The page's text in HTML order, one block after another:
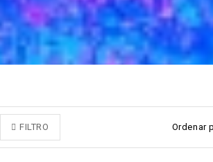
FILTRO Ordenar